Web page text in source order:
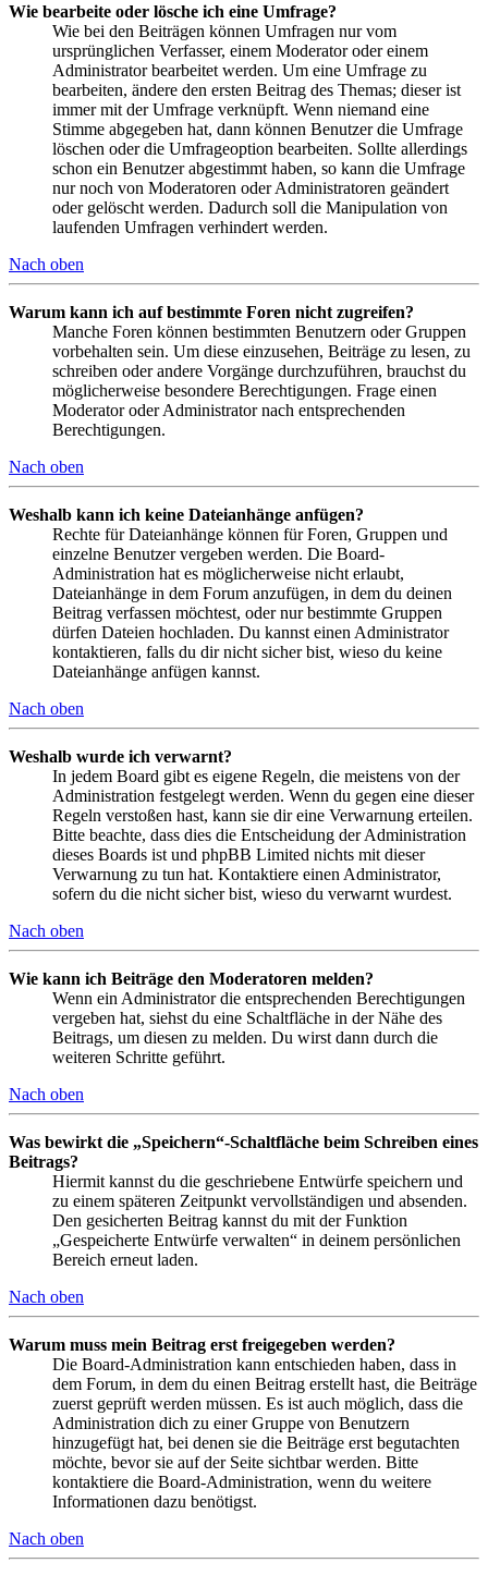
Wie bearbeite oder lösche ich eine Umfrage?
Wie bei den Beiträgen können Umfragen nur vom
ursprünglichen Verfasser, einem Moderator oder einem
Administrator bearbeitet werden. Um eine Umfrage zu
bearbeiten, ändere den ersten Beitrag des Themas; dieser ist
immer mit der Umfrage verknüpft. Wenn niemand eine
Stimme abgegeben hat, dann können Benutzer die Umfrage
löschen oder die Umfrageoption bearbeiten. Sollte allerdings
schon ein Benutzer abgestimmt haben, so kann die Umfrage
nur noch von Moderatoren oder Administratoren geändert
oder gelöscht werden. Dadurch soll die Manipulation von
laufenden Umfragen verhindert werden.
Nach oben
Warum kann ich auf bestimmte Foren nicht zugreifen?
Manche Foren können bestimmten Benutzern oder Gruppen
vorbehalten sein. Um diese einzusehen, Beiträge zu lesen, zu
schreiben oder andere Vorgänge durchzuführen, brauchst du
möglicherweise besondere Berechtigungen. Frage einen
Moderator oder Administrator nach entsprechenden
Berechtigungen.
Nach oben
Weshalb kann ich keine Dateianhänge anfügen?
Rechte für Dateianhänge können für Foren, Gruppen und
einzelne Benutzer vergeben werden. Die Board-
Administration hat es möglicherweise nicht erlaubt,
Dateianhänge in dem Forum anzufügen, in dem du deinen
Beitrag verfassen möchtest, oder nur bestimmte Gruppen
dürfen Dateien hochladen. Du kannst einen Administrator
kontaktieren, falls du dir nicht sicher bist, wieso du keine
Dateianhänge anfügen kannst.
Nach oben
Weshalb wurde ich verwarnt?
In jedem Board gibt es eigene Regeln, die meistens von der
Administration festgelegt werden. Wenn du gegen eine dieser
Regeln verstoßen hast, kann sie dir eine Verwarnung erteilen.
Bitte beachte, dass dies die Entscheidung der Administration
dieses Boards ist und phpBB Limited nichts mit dieser
Verwarnung zu tun hat. Kontaktiere einen Administrator,
sofern du die nicht sicher bist, wieso du verwarnt wurdest.
Nach oben
Wie kann ich Beiträge den Moderatoren melden?
Wenn ein Administrator die entsprechenden Berechtigungen
vergeben hat, siehst du eine Schaltfläche in der Nähe des
Beitrags, um diesen zu melden. Du wirst dann durch die
weiteren Schritte geführt.
Nach oben
Was bewirkt die „Speichern“-Schaltfläche beim Schreiben eines
Beitrags?
Hiermit kannst du die geschriebene Entwürfe speichern und
zu einem späteren Zeitpunkt vervollständigen und absenden.
Den gesicherten Beitrag kannst du mit der Funktion
„Gespeicherte Entwürfe verwalten“ in deinem persönlichen
Bereich erneut laden.
Nach oben
Warum muss mein Beitrag erst freigegeben werden?
Die Board-Administration kann entschieden haben, dass in
dem Forum, in dem du einen Beitrag erstellt hast, die Beiträge
zuerst geprüft werden müssen. Es ist auch möglich, dass die
Administration dich zu einer Gruppe von Benutzern
hinzugefügt hat, bei denen sie die Beiträge erst begutachten
möchte, bevor sie auf der Seite sichtbar werden. Bitte
kontaktiere die Board-Administration, wenn du weitere
Informationen dazu benötigst.
Nach oben